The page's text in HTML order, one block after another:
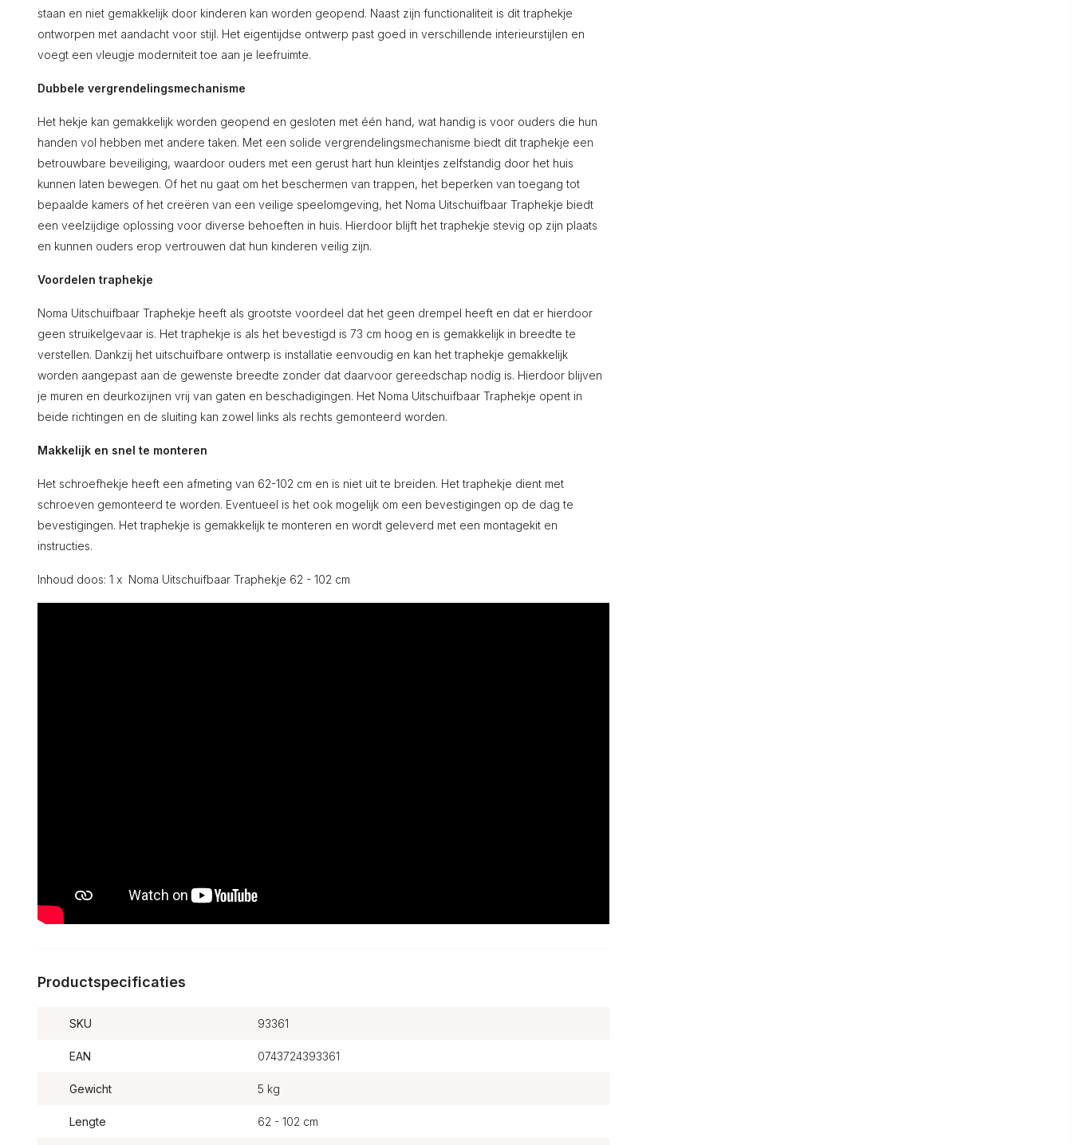
staan en niet gemakkelijk door kinderen kan worden geopend. Naast zijn functionaliteit is dit traphekje
ontworpen met aandacht voor stijl. Het eigentijdse ontwerp past goed in verschillende interieurstijlen en
voegt een vleugje moderniteit toe aan je leefruimte.
Dubbele vergrendelingsmechanisme
Het hekje kan gemakkelijk worden geopend en gesloten met één hand, wat handig is voor ouders die hun
handen vol hebben met andere taken. Met een solide vergrendelingsmechanisme biedt dit traphekje een
betrouwbare beveiliging, waardoor ouders met een gerust hart hun kleintjes zelfstandig door het huis
kunnen laten bewegen. Of het nu gaat om het beschermen van trappen, het beperken van toegang tot
bepaalde kamers of het creëren van een veilige speelomgeving, het Noma Uitschuifbaar Traphekje biedt
een veelzijdige oplossing voor diverse behoeften in huis. Hierdoor blijft het traphekje stevig op zijn plaats
en kunnen ouders erop vertrouwen dat hun kinderen veilig zijn.
Voordelen traphekje
Noma Uitschuifbaar Traphekje heeft als grootste voordeel dat het geen drempel heeft en dat er hierdoor
geen struikelgevaar is. Het traphekje is als het bevestigd is 73 cm hoog en is gemakkelijk in breedte te
verstellen. Dankzij het uitschuifbare ontwerp is installatie eenvoudig en kan het traphekje gemakkelijk
worden aangepast aan de gewenste breedte zonder dat daarvoor gereedschap nodig is. Hierdoor blijven
je muren en deurkozijnen vrij van gaten en beschadigingen. Het Noma Uitschuifbaar Traphekje opent in
beide richtingen en de sluiting kan zowel links als rechts gemonteerd worden.
Makkelijk en snel te monteren
Het schroefhekje heeft een afmeting van 62-102 cm en is niet uit te breiden. Het traphekje dient met
schroeven gemonteerd te worden. Eventueel is het ook mogelijk om een bevestigingen op de dag te
bevestigingen. Het traphekje is gemakkelijk te monteren en wordt geleverd met een montagekit en
instructies.
Inhoud doos: 1 x Noma Uitschuifbaar Traphekje 62 - 102 cm
Productspecificaties
SKU 93361
EAN 0743724393361
Gewicht 5 kg
Lengte 62 - 102 cm